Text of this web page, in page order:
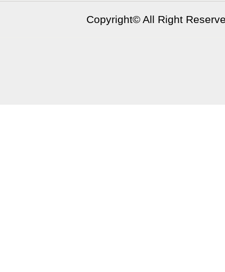
Copyright© All Right